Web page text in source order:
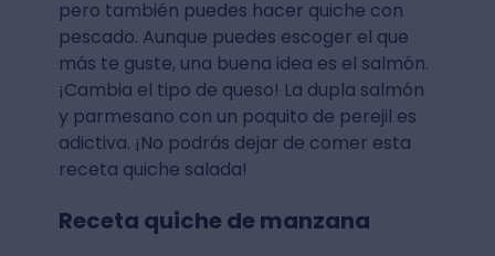
pero también puedes hacer quiche con
pescado. Aunque puedes escoger el que
más te guste, una buena idea es el salmón.
¡Cambia el tipo de queso! La dupla salmón
y parmesano con un poquito de perejil es
adictiva. ¡No podrás dejar de comer esta
receta quiche salada!
Receta quiche de manzana